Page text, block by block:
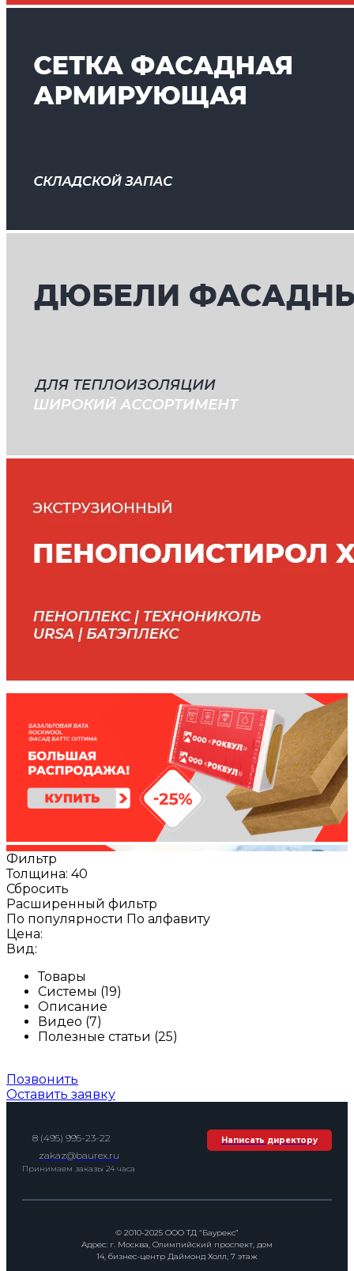
Фильтр
Толщина: 40
Сбросить
Расширенный фильтр
По популярности По алфавиту
Цена:
Вид:
Товары
Системы (19)
Описание
Видео (7)
Полезные статьи (25)
Позвонить
Оставить заявку
8 (495) 995-23-22
zakaz@baurex.ru
Принимаем заказы 24 часа
Написать директору
© 2010-2025 ООО ТД “Баурекс”
Адрес: г. Москва, Олимпийский проспект, дом
14, бизнес-центр Даймонд Холл, 7 этаж